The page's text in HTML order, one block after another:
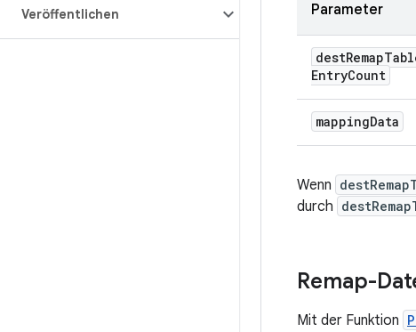
Veröffentlichen Parameter
destRemap
EntryCount
mappingData
Wenn
durch
Remap-
Mit der Funktion